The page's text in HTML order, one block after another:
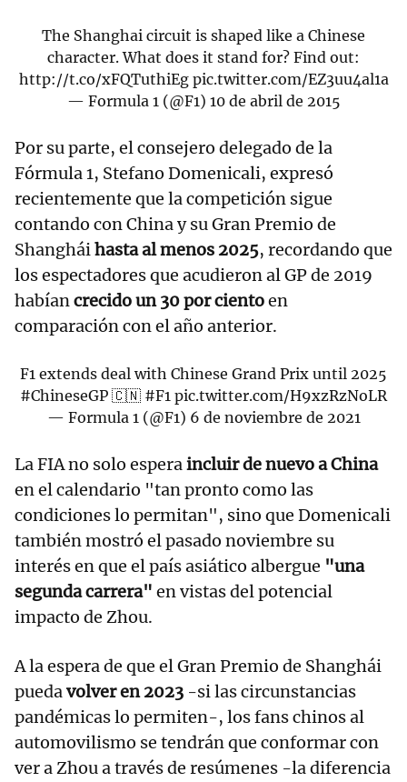
The Shanghai circuit is shaped like a Chinese
character. What does it stand for? Find out:
http://t.co/xFQTuthiEg pic.twitter.com/EZ3uu4al1a
— Formula 1 (@F1) 10 de abril de 2015
Por su parte, el consejero delegado de la
Fórmula 1, Stefano Domenicali, expresó
recientemente que la competición sigue
contando con China y su Gran Premio de
Shangháihasta al menos 2025, recordando que
los espectadores que acudieron al GP de 2019
habíancrecido un 30 por cientoen
comparación con el año anterior.
F1 extends deal with Chinese Grand Prix until 2025
#ChineseGP 🇨🇳 #F1 pic.twitter.com/H9xzRzNoLR
— Formula 1 (@F1) 6 de noviembre de 2021
La FIA no solo esperaincluir de nuevo a China
en el calendario "tan pronto como las
condiciones lo permitan", sino que Domenicali
también mostró el pasado noviembre su
interés en que el país asiático albergue "una
segunda carrera" en vistas del potencial
impacto de Zhou.
A la espera de que el Gran Premio de Shanghái
puedavolver en 2023 -si las circunstancias
pandémicas lo permiten-, los fans chinos al
automovilismo se tendrán que conformar con
ver a Zhou a través de resúmenes -la diferencia